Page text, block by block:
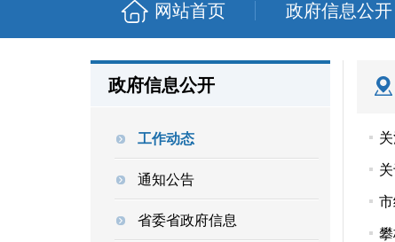
网站首页 政府信息公开
政府信息公开
工作动态
通知公告
省委省政府信息